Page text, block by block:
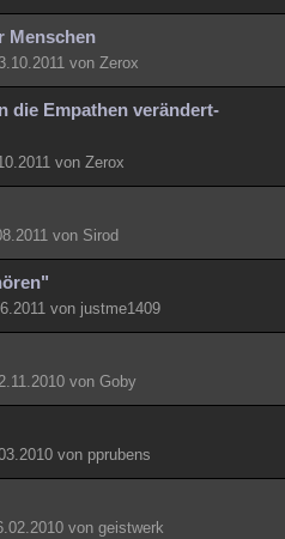
Menschen
von Zerox
die Empathen verändert-
von Zerox
von Sirod
von justme1409
von Goby
von pprubens
von geistwerk